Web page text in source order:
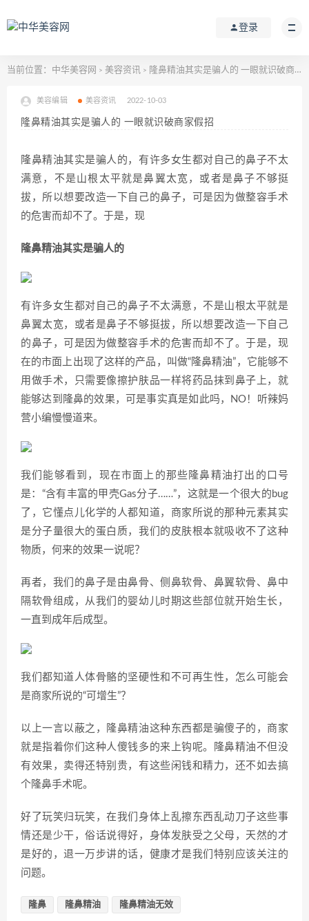
登录
当前位置： 中华美容网 > 美容资讯 > 隆鼻精油其实是骗人的 一眼就识破商家假招
美容编辑 美容资讯 2022-10-03
隆鼻精油其实是骗人的 一眼就识破商家假招
隆鼻精油其实是骗人的，有许多女生都对自己的鼻子不太
满意，不是山根太平就是鼻翼太宽，或者是鼻子不够挺
拔，所以想要改造一下自己的鼻子，可是因为做整容手术
的危害而却不了。于是，现
隆鼻精油其实是骗人的
有许多女生都对自己的鼻子不太满意，不是山根太平就是
鼻翼太宽，或者是鼻子不够挺拔，所以想要改造一下自己
的鼻子，可是因为做整容手术的危害而却不了。于是，现
在的市面上出现了这样的产品，叫做“隆鼻精油”，它能够不
用做手术，只需要像擦护肤品一样将药品抹到鼻子上，就
能够达到隆鼻的效果，可是事实真是如此吗，NO！听辣妈
营小编慢慢道来。
我们能够看到，现在市面上的那些隆鼻精油打出的口号
是：“含有丰富的甲壳Gas分子……”，这就是一个很大的bug
了，它懂点儿化学的人都知道，商家所说的那种元素其实
是分子量很大的蛋白质，我们的皮肤根本就吸收不了这种
物质，何来的效果一说呢？
再者，我们的鼻子是由鼻骨、侧鼻软骨、鼻翼软骨、鼻中
隔软骨组成，从我们的婴幼儿时期这些部位就开始生长，
一直到成年后成型。
我们都知道人体骨骼的坚硬性和不可再生性，怎么可能会
是商家所说的“可增生”？
以上一言以蔽之，隆鼻精油这种东西都是骗傻子的，商家
就是指着你们这种人傻钱多的来上钩呢。隆鼻精油不但没
有效果，卖得还特别贵，有这些闲钱和精力，还不如去搞
个隆鼻手术呢。
好了玩笑归玩笑，在我们身体上乱擦东西乱动刀子这些事
情还是少干，俗话说得好，身体发肤受之父母，天然的才
是好的，退一万步讲的话，健康才是我们特别应该关注的
问题。
隆鼻 隆鼻精油 隆鼻精油无效